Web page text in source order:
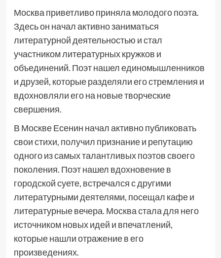
Москва приветливо приняла молодого поэта.
Здесь он начал активно заниматься
литературной деятельностью и стал
участником литературных кружков и
объединений. Поэт нашел единомышленников
и друзей, которые разделяли его стремления и
вдохновляли его на новые творческие
свершения.
В Москве Есенин начал активно публиковать
свои стихи, получил признание и репутацию
одного из самых талантливых поэтов своего
поколения. Поэт нашел вдохновение в
городской суете, встречался с другими
литературными деятелями, посещал кафе и
литературные вечера. Москва стала для него
источником новых идей и впечатлений,
которые нашли отражение в его
произведениях.